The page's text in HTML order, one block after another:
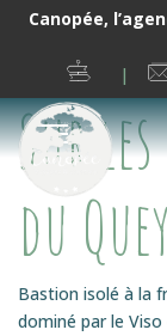
Canopée,
ESPRIT
CANOPÉE
Sur
du
Bastion isolé à la
dominé par le